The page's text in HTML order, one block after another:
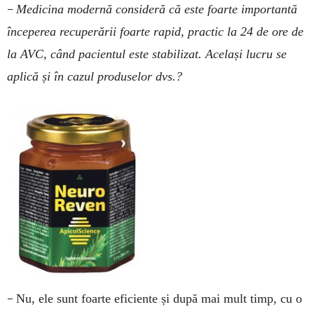
– Medicina modernă consideră că este foarte importantă
începerea recuperării foarte rapid, practic la 24 de ore de
la AVC, când pacientul este stabilizat. Același lucru se
aplică și în cazul produselor dvs.?
– Nu, ele sunt foarte eficiente și după mai mult timp, cu o